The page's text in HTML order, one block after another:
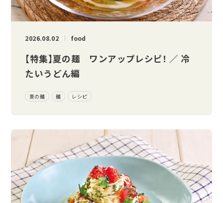
2026.08.02 food
【特集】夏の麺 ワンアップレシピ！ ／ 冷
たいうどん編
夏の麺 麺 レシピ